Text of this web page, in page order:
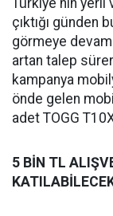
Türkiye'nin yerli
çıktığı günden
görmeye
artan talep
kampanya
önde gelen
adet TOGG
5 BİN TL